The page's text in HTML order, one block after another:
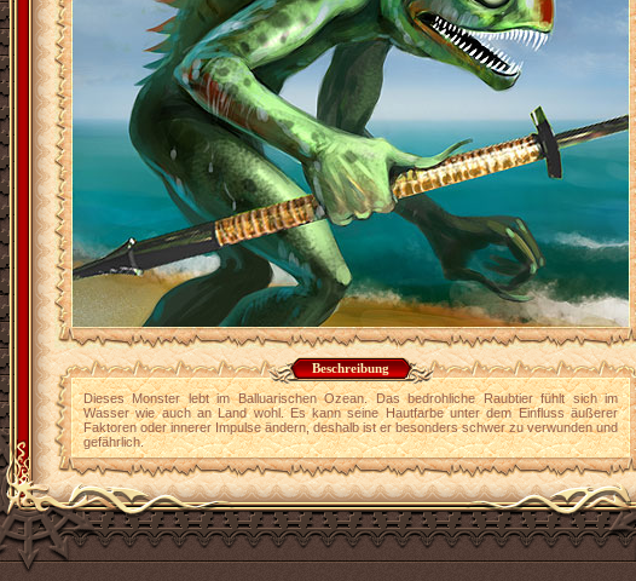
Beschreibung
Dieses Monster lebt im Balluarischen Ozean. Das bedrohliche Raubtier fühlt sich im
Wasser wie auch an Land wohl. Es kann seine Hautfarbe unter dem Einfluss äußerer
Faktoren oder innerer Impulse ändern, deshalb ist er besonders schwer zu verwunden und
gefährlich.